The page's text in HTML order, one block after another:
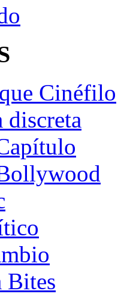
Cinéfilo
discreta
Bites